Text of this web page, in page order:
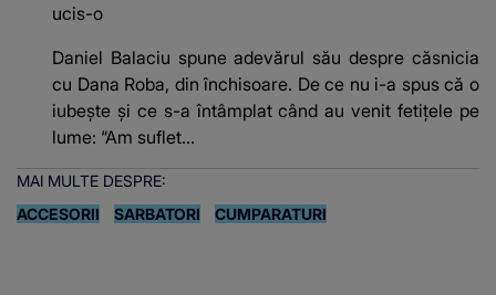
ucis-o
Daniel Balaciu spune adevărul său despre căsnicia
cu Dana Roba, din închisoare. De ce nu i-a spus că o
iubește și ce s-a întâmplat când au venit fetițele pe
lume: “Am suflet...
MAI MULTE DESPRE:
ACCESORII
SARBATORI CUMPARATURI